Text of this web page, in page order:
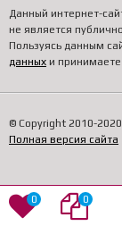
Данный интернет-
не является
Пользуясь данным
данных и принимаете
© Copyright 2010-
Полная версия сайта
0 0